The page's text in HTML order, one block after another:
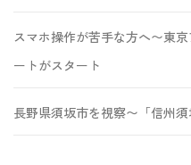
スマホ操作が苦手な方へ〜東
ートがスタート
長野県須坂市を視察〜「信州